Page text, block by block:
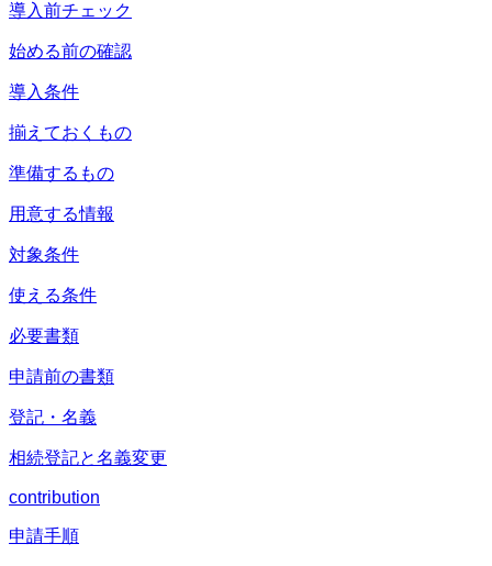
導入前チェック
始める前の確認
導入条件
揃えておくもの
準備するもの
用意する情報
対象条件
使える条件
必要書類
申請前の書類
登記・名義
相続登記と名義変更
contribution
申請手順